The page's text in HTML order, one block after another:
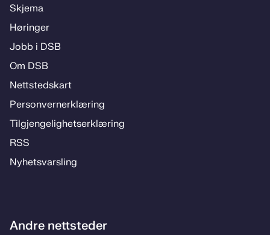
Skje­­ma
Hø­rin­­ger
Jobb i DSB
Om DSB
Nett­steds­­kart
Per­­son­ver­n­er­klæ­­ring
Til­­­gjen­­ge­­lig­hets­­er­klæ­­ring
RSS
Ny­hets­­vars­­ling
Andre nettsteder